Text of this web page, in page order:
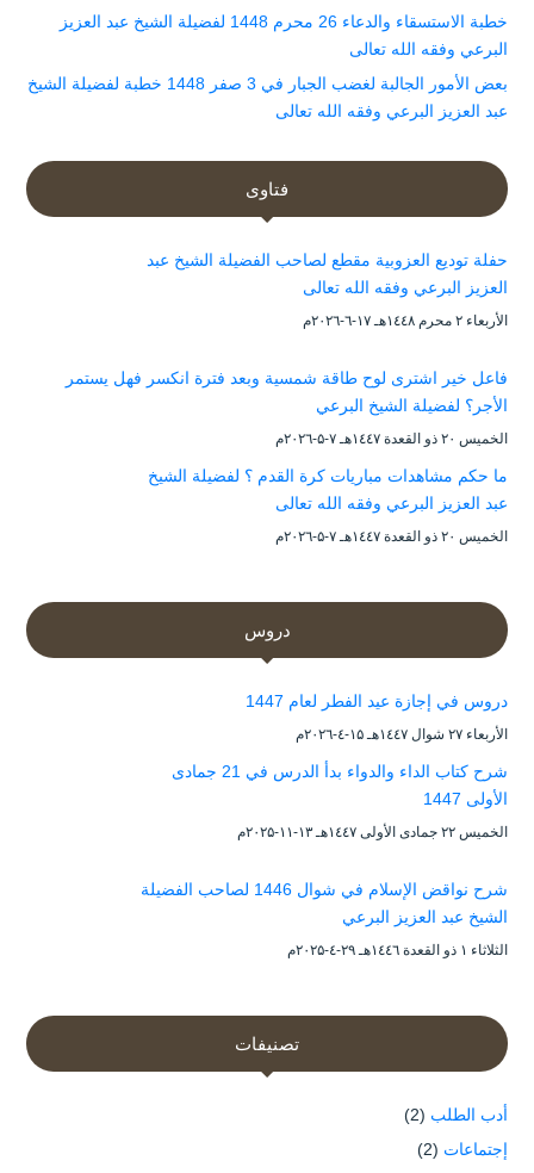
خطبة الاستسقاء والدعاء 26 محرم 1448 لفضيلة الشيخ عبد العزيز
البرعي وفقه الله تعالى
بعض الأمور الجالبة لغضب الجبار في 3 صفر 1448 خطبة لفضيلة الشيخ
عبد العزيز البرعي وفقه الله تعالى
فتاوى
حفلة توديع العزوبية مقطع لصاحب الفضيلة الشيخ عبد
العزيز البرعي وفقه الله تعالى
الأربعاء ۲ محرم ۱٤٤۸هـ ۱۷-٦-۲۰۲٦م
فاعل خير اشترى لوح طاقة شمسية وبعد فترة انكسر فهل يستمر
الأجر؟ لفضيلة الشيخ البرعي
الخميس ۲۰ ذو القعدة ۱٤٤۷هـ ۷-۵-۲۰۲٦م
ما حكم مشاهدات مباريات كرة القدم ؟ لفضيلة الشيخ
عبد العزيز البرعي وفقه الله تعالى
الخميس ۲۰ ذو القعدة ۱٤٤۷هـ ۷-۵-۲۰۲٦م
دروس
دروس في إجازة عيد الفطر لعام 1447
الأربعاء ۲۷ شوال ۱٤٤۷هـ ۱۵-٤-۲۰۲٦م
شرح كتاب الداء والدواء بدأ الدرس في 21 جمادى
الأولى 1447
الخميس ۲۲ جمادى الأولى ۱٤٤۷هـ ۱۳-۱۱-۲۰۲۵م
شرح نواقض الإسلام في شوال 1446 لصاحب الفضيلة
الشيخ عبد العزيز البرعي
الثلاثاء ۱ ذو القعدة ۱٤٤٦هـ ۲۹-٤-۲۰۲۵م
تصنيفات
أدب الطلب (2)
إجتماعات (2)